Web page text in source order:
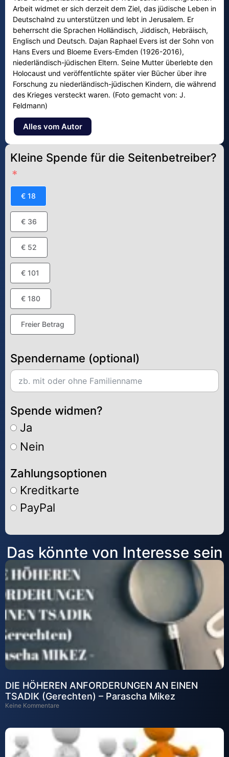
Arbeit widmet er sich derzeit dem Ziel, das jüdische Leben in
Deutschalnd zu unterstützen und lebt in Jerusalem. Er
beherrscht die Sprachen Holländisch, Jiddisch, Hebräisch,
Englisch und Deutsch. Dajan Raphael Evers ist der Sohn von
Hans Evers und Bloeme Evers-Emden (1926-2016),
niederländisch-jüdischen Eltern. Seine Mutter überlebte den
Holocaust und veröffentlichte später vier Bücher über ihre
Forschung zu niederländisch-jüdischen Kindern, die während
des Krieges versteckt waren. (Foto gemacht von: J.
Feldmann)
Alles vom Autor
Kleine Spende für die Seitenbetreiber?
€ 18
€ 36
€ 52
€ 101
€ 180
Freier Betrag
Spendername (optional)
Spende widmen?
Ja
Nein
Zahlungsoptionen
Kreditkarte
PayPal
Alternative:
Das könnte von Interesse sein
DIE HÖHEREN ANFORDERUNGEN AN EINEN
TSADIK (Gerechten) – Parascha Mikez
Keine Kommentare